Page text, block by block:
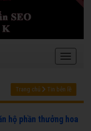
Trang chủ Tin bên lề
hộ phần thưởng hoa